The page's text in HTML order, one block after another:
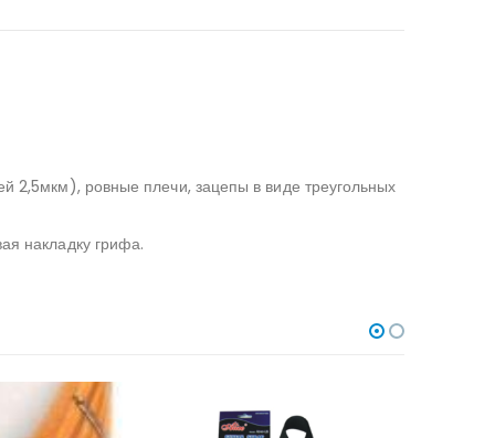
2,5мкм), ровные плечи, зацепы в виде треугольных
накладку грифа.